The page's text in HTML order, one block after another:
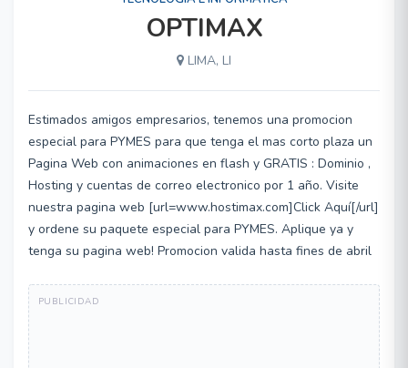
OPTIMAX
LIMA, LI
Estimados amigos empresarios, tenemos una promocion
especial para PYMES para que tenga el mas corto plaza un
Pagina Web con animaciones en flash y GRATIS : Dominio ,
Hosting y cuentas de correo electronico por 1 año. Visite
nuestra pagina web [url=www.hostimax.com]Click Aquí[/url]
y ordene su paquete especial para PYMES. Aplique ya y
tenga su pagina web! Promocion valida hasta fines de abril